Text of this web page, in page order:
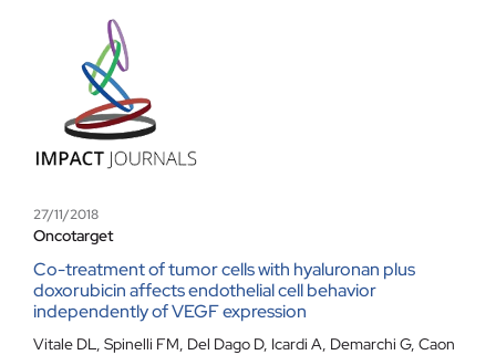
27/11/2018
Oncotarget
Co-treatment of tumor cells with hyaluronan plus
doxorubicin affects endothelial cell behavior
independently of VEGF expression
Vitale DL, Spinelli FM, Del Dago D, Icardi A, Demarchi G, Caon